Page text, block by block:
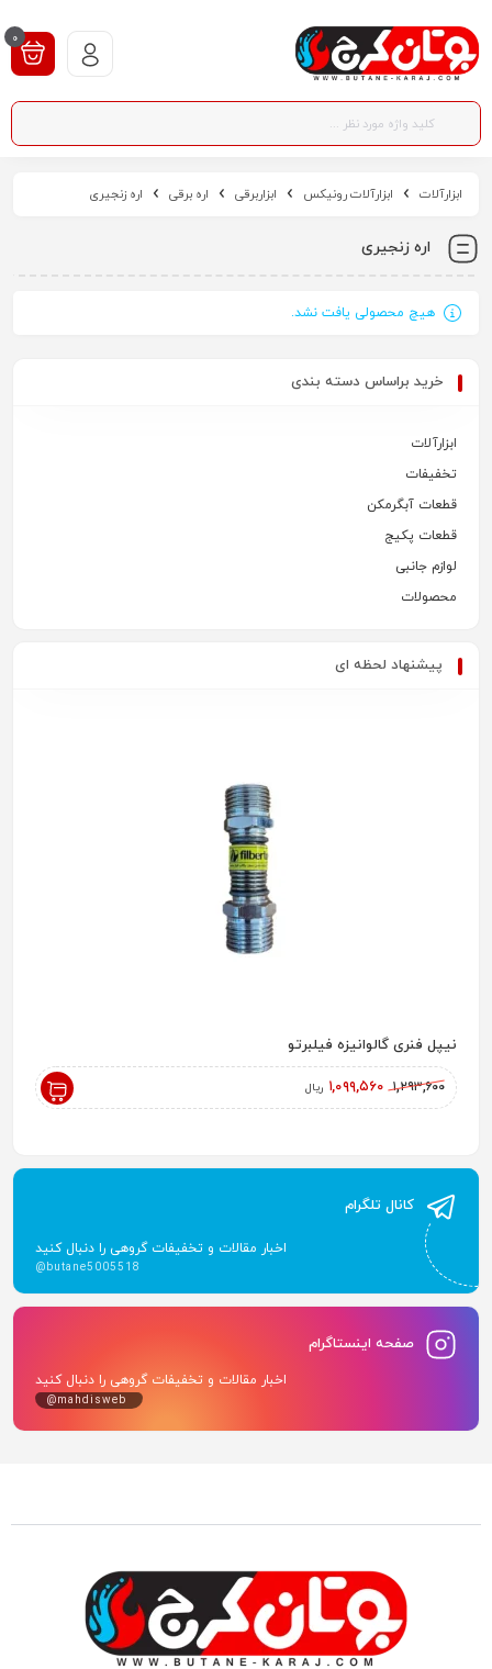
0
ابزارآلات ابزارآلات رونیکس ابزاربرقی اره برقی اره زنجیری
اره زنجیری
هیچ محصولی یافت نشد.
خرید براساس دسته بندی
ابزارآلات
تخفیفات
قطعات آبگرمکن
قطعات پکیج
لوازم جانبی
محصولات
پیشنهاد لحظه ای
نیپل فنری گالوانیزه فیلبرتو
۱,۲۹۳,۶۰۰ ۱,۰۹۹,۵۶۰ ریال
کانال تلگرام
اخبار مقالات و تخفیفات گروهی را دنبال کنید
@butane5005518
صفحه اینستاگرام
اخبار مقالات و تخفیفات گروهی را دنبال کنید
@mahdisweb